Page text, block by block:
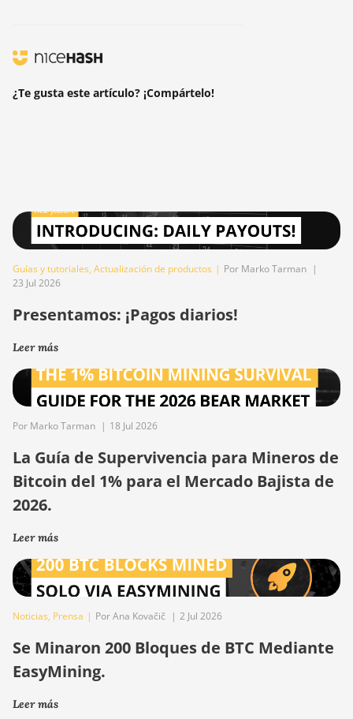
¿Te gusta este artículo? ¡Compártelo!
Guías y tutoriales, Actualización de productos | Por Marko Tarman |
23 Jul 2026
Presentamos: ¡Pagos diarios!
Leer más
Por Marko Tarman | 18 Jul 2026
La Guía de Supervivencia para Mineros de
Bitcoin del 1% para el Mercado Bajista de
2026.
Leer más
Noticias, Prensa | Por Ana Kovačič | 2 Jul 2026
Se Minaron 200 Bloques de BTC Mediante
EasyMining.
Leer más